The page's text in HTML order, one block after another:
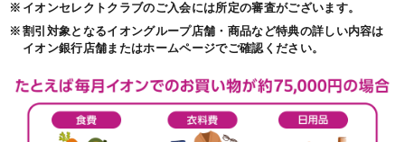
※ イオンセレクトクラブのご入会には所定の審査がございます。
※ 割引対象となるイオングループ店舗・商品など特典の詳しい内容は
イオン銀行店舗またはホームページでご確認ください。